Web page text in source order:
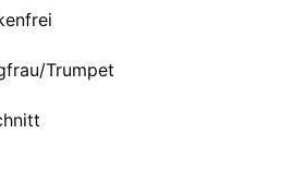
Trumpet